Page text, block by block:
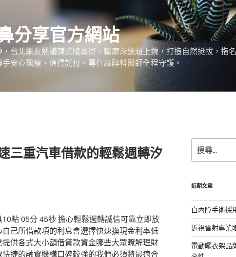
分享官方網站
台北網友熱議韓式隆鼻術，輪廓深邃超上鏡，打造自然挺拔，指
安心醫療，值得託付。專任麻醉科醫師全程守護。
三重汽車借款的輕鬆週轉汐
點 05分 45秒 擔心輕鬆週轉誠信可靠立即放
自己所借款項的利息會選擇快速換現金利率低
提供各式大小額借貸款資金哪些大眾瞭解理財
快捷的融資機構口碑較強的我們必須將最適合
尋
關
字:
近期文章
白內障手術採
近視雷射專業
電動曬衣架品